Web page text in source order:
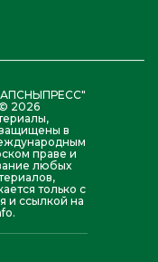
2026
в
праве и
любых
только с
и ссылкой на